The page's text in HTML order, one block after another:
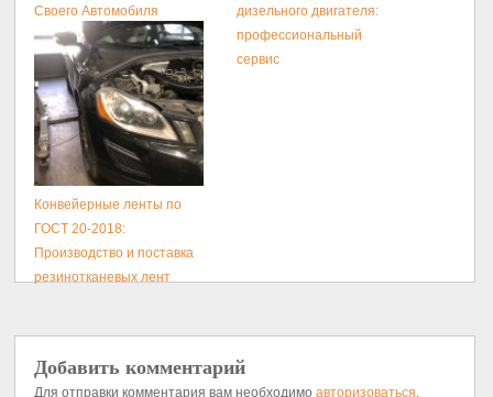
Своего Автомобиля
дизельного двигателя:
профессиональный
сервис
Конвейерные ленты по
ГОСТ 20-2018:
Производство и поставка
резинотканевых лент
Добавить комментарий
Для отправки комментария вам необходимоавторизоваться